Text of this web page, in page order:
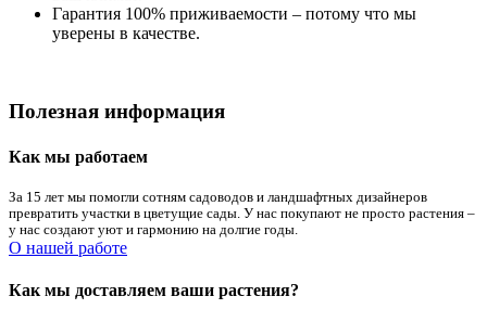
Гарантия 100% приживаемости – потому что мы
уверены в качестве.
Полезная информация
Как мы работаем
За 15 лет мы помогли сотням садоводов и ландшафтных дизайнеров
превратить участки в цветущие сады. У нас покупают не просто растения –
у нас создают уют и гармонию на долгие годы.
О нашей работе
Как мы доставляем ваши растения?